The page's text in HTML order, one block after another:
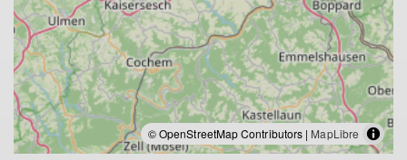
© OpenStreetMap Contributors | MapLibre